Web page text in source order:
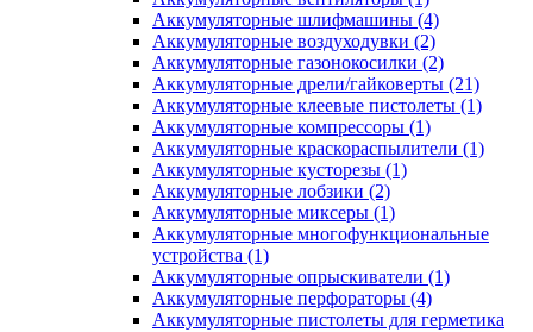
Аккумуляторные шлифмашины (4)
Аккумуляторные воздуходувки (2)
Аккумуляторные газонокосилки (2)
Аккумуляторные дрели/гайковерты (21)
Аккумуляторные клеевые пистолеты (1)
Аккумуляторные компрессоры (1)
Аккумуляторные краскораспылители (1)
Аккумуляторные кусторезы (1)
Аккумуляторные лобзики (2)
Аккумуляторные миксеры (1)
Аккумуляторные многофункциональные
устройства (1)
Аккумуляторные опрыскиватели (1)
Аккумуляторные перфораторы (4)
Аккумуляторные пистолеты для герметика